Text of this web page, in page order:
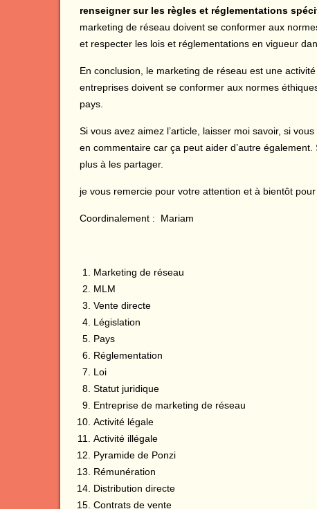
renseigner sur les règles et réglementations
marketing de réseau doivent se conformer aux
et respecter les lois et réglementations en vigueur
En conclusion, le marketing de réseau est une
entreprises doivent se conformer aux normes
pays.
Si vous avez aimez l’article, laisser moi savoir, si
en commentaire car ça peut aider d’autre
plus à les partager.
je vous remercie pour votre attention et à bientôt pour
Coordinalement : Mariam
Marketing de réseau
MLM
Vente directe
Législation
Pays
Réglementation
Loi
Statut juridique
Entreprise de marketing de réseau
Activité légale
Activité illégale
Pyramide de Ponzi
Rémunération
Distribution directe
Contrats de vente